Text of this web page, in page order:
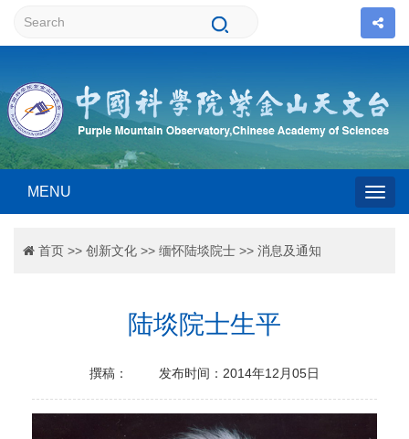
MENU
首页 >> 创新文化 >> 缅怀陆埮院士 >> 消息及通知
陆埮院士生平
撰稿： 发布时间：2014年12月05日